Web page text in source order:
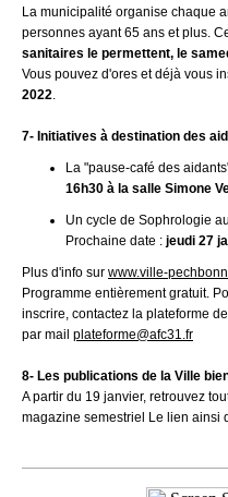
La municipalité organise chaque
personnes ayant 65 ans et plus.
sanitaires le permettent, le
Vous pouvez d'ores et déjà vous
2022.
7- Initiatives à destination des
La "pause-café des
16h30 à la salle Simone
Un cycle de Sophrologie
Prochaine date : jeudi 27
Plus d'info sur www.ville-
Programme entièrement gratuit.
inscrire, contactez la plateforme
par mail plateforme@afc31.fr
8- Les publications de la Ville
A partir du 19 janvier, retrouvez
magazine semestriel Le lien ainsi